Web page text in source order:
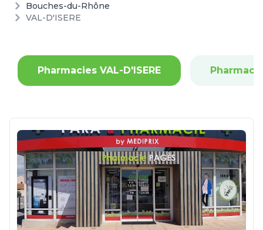
Bouches-du-Rhône
VAL-D'ISERE
Pharmacies VAL-D'ISERE